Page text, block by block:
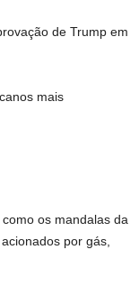
de Trump em
mais
os mandalas da
por gás,